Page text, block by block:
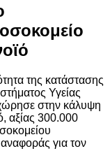
της κατάστασης
Υγείας
στην κάλυψη
αξίας 300.000
για τον